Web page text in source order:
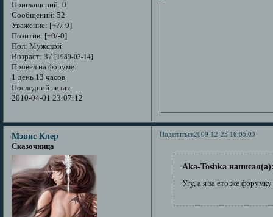
Приглашений: 0
Сообщений: 52
Уважение: [+7/-0]
Позитив: [+0/-0]
Пол: Мужской
Возраст: 37 [1989-03-14]
Провел на форуме:
1 день 13 часов
Последний визит:
2010-04-01 23:07:12
Поделиться2009-12-25 16:05:03
Мэвис Клер
Сказочница
Aka-Toshka
Угу, а я за ето же